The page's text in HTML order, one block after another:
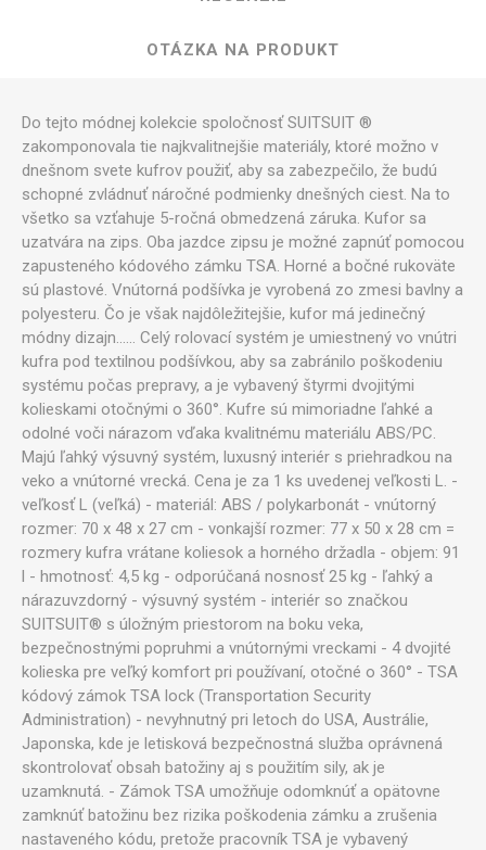
OTÁZKA NA PRODUKT
Do tejto módnej kolekcie spoločnosť SUITSUIT ®
zakomponovala tie najkvalitnejšie materiály, ktoré možno v
dnešnom svete kufrov použiť, aby sa zabezpečilo, že budú
schopné zvládnuť náročné podmienky dnešných ciest. Na to
všetko sa vzťahuje 5-ročná obmedzená záruka. Kufor sa
uzatvára na zips. Oba jazdce zipsu je možné zapnúť pomocou
zapusteného kódového zámku TSA. Horné a bočné rukoväte
sú plastové. Vnútorná podšívka je vyrobená zo zmesi bavlny a
polyesteru. Čo je však najdôležitejšie, kufor má jedinečný
módny dizajn...... Celý rolovací systém je umiestnený vo vnútri
kufra pod textilnou podšívkou, aby sa zabránilo poškodeniu
systému počas prepravy, a je vybavený štyrmi dvojitými
kolieskami otočnými o 360°. Kufre sú mimoriadne ľahké a
odolné voči nárazom vďaka kvalitnému materiálu ABS/PC.
Majú ľahký výsuvný systém, luxusný interiér s priehradkou na
veko a vnútorné vrecká. Cena je za 1 ks uvedenej veľkosti L. -
veľkosť L (veľká) - materiál: ABS / polykarbonát - vnútorný
rozmer: 70 x 48 x 27 cm - vonkajší rozmer: 77 x 50 x 28 cm =
rozmery kufra vrátane koliesok a horného držadla - objem: 91
l - hmotnosť: 4,5 kg - odporúčaná nosnosť 25 kg - ľahký a
nárazuvzdorný - výsuvný systém - interiér so značkou
SUITSUIT® s úložným priestorom na boku veka,
bezpečnostnými popruhmi a vnútornými vreckami - 4 dvojité
kolieska pre veľký komfort pri používaní, otočné o 360° - TSA
kódový zámok TSA lock (Transportation Security
Administration) - nevyhnutný pri letoch do USA, Austrálie,
Japonska, kde je letisková bezpečnostná služba oprávnená
skontrolovať obsah batožiny aj s použitím sily, ak je
uzamknutá. - Zámok TSA umožňuje odomknúť a opätovne
zamknúť batožinu bez rizika poškodenia zámku a zrušenia
nastaveného kódu, pretože pracovník TSA je vybavený